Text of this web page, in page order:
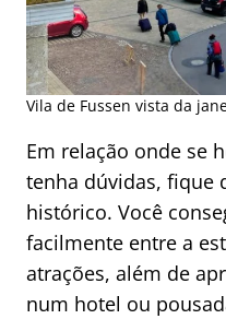
Vila de Fussen vista da
Em relação onde se
tenha dúvidas, fique
histórico. Você
facilmente entre a
atrações, além de
num hotel ou